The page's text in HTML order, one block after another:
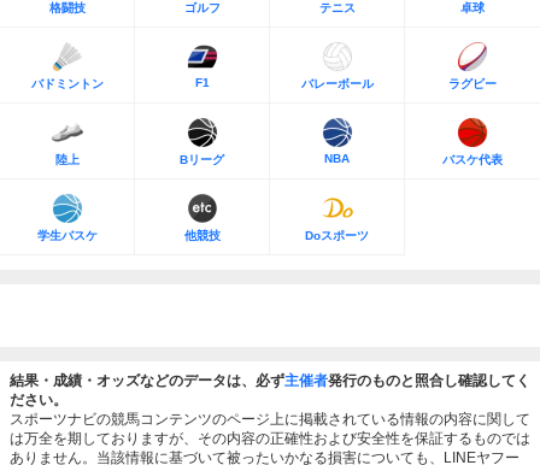
格闘技 ゴルフ テニス 卓球
バドミントン F1 バレーボール ラグビー
陸上 Bリーグ NBA バスケ代表
学生バスケ 他競技 Doスポーツ
結果・成績・オッズなどのデータは、必ず主催者発行のものと照合し確認してく
ださい。
スポーツナビの競馬コンテンツのページ上に掲載されている情報の内容に関して
は万全を期しておりますが、その内容の正確性および安全性を保証するものでは
ありません。当該情報に基づいて被ったいかなる損害についても、LINEヤフー